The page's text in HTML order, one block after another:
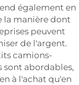
également en
la manière dont
peuvent
de l'argent.
camions-
sont abordables,
à l'achat qu'en